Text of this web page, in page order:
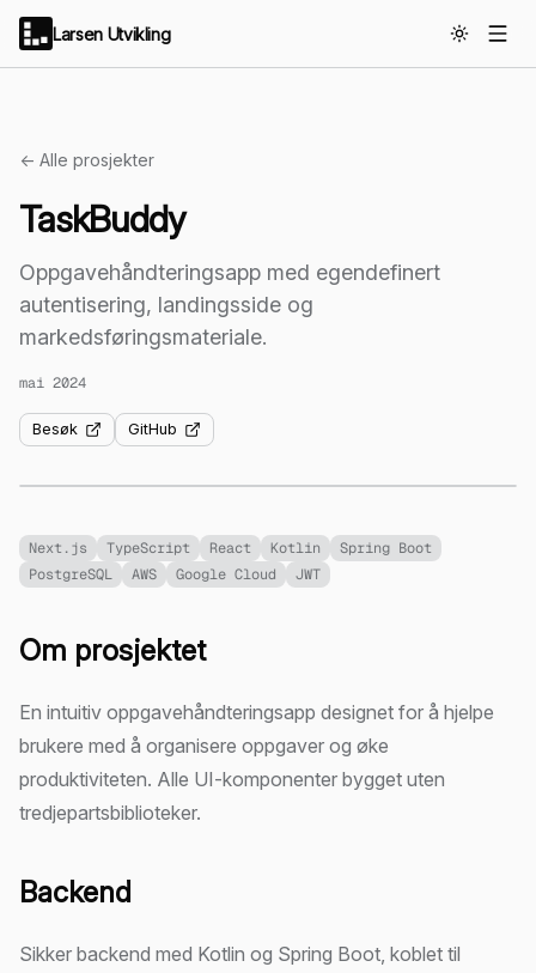
Larsen Utvikling
← Alle prosjekter
TaskBuddy
Oppgavehåndteringsapp med egendefinert
autentisering, landingsside og
markedsføringsmateriale.
mai 2024
Besøk GitHub
Next.js TypeScript React Kotlin
Spring Boot
PostgreSQL
AWS Google Cloud JWT
Om prosjektet
En intuitiv oppgavehåndteringsapp designet for å hjelpe
brukere med å organisere oppgaver og øke
produktiviteten. Alle UI-komponenter bygget uten
tredjepartsbiblioteker.
Backend
Sikker backend med Kotlin og Spring Boot, koblet til